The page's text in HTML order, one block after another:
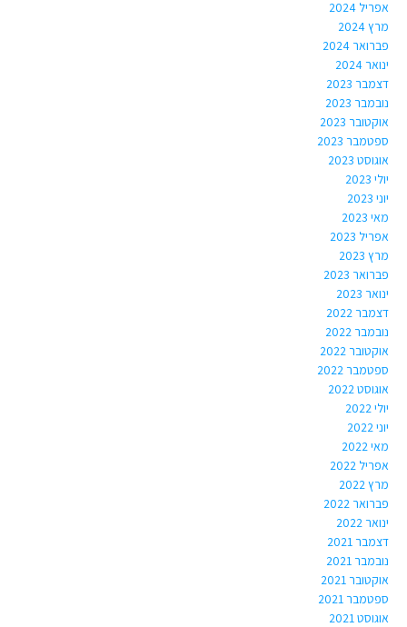
אפריל 2024
מרץ 2024
פברואר 2024
ינואר 2024
דצמבר 2023
נובמבר 2023
אוקטובר 2023
ספטמבר 2023
אוגוסט 2023
יולי 2023
יוני 2023
מאי 2023
אפריל 2023
מרץ 2023
פברואר 2023
ינואר 2023
דצמבר 2022
נובמבר 2022
אוקטובר 2022
ספטמבר 2022
אוגוסט 2022
יולי 2022
יוני 2022
מאי 2022
אפריל 2022
מרץ 2022
פברואר 2022
ינואר 2022
דצמבר 2021
נובמבר 2021
אוקטובר 2021
ספטמבר 2021
אוגוסט 2021